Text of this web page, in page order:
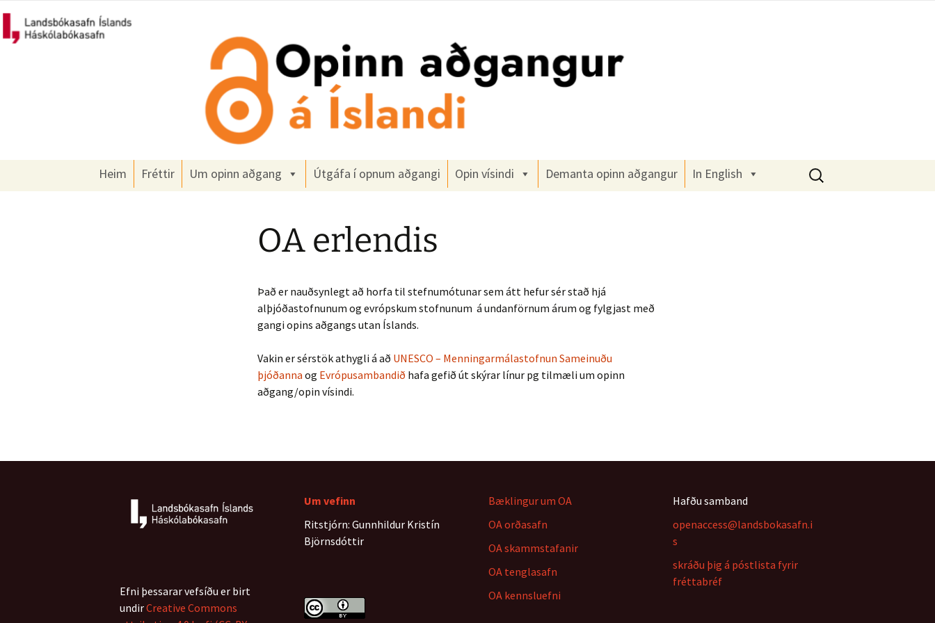
Opinn aðgangur
Heim Fréttir Um opinn aðgang Útgáfa í opnum aðgangi Opin vísindi Demanta opinn aðgangur In English
Leita
að:
OA erlendis
Það er nauðsynlegt að horfa til stefnumótunar sem átt hefur sér stað hjá
alþjóðastofnunum og evrópskum stofnunum á undanförnum árum og fylgjast með
gangi opins aðgangs utan Íslands.
Vakin er sérstök athygli á að UNESCO – Menningarmálastofnun Sameinuðu
þjóðanna og Evrópusambandið hafa gefið út skýrar línur pg tilmæli um opinn
aðgang/opin vísindi.
Um vefinn
Ritstjórn: Gunnhildur Kristín
Björnsdóttir
Bæklingur um OA
OA orðasafn
OA skammstafanir
OA tenglasafn
OA kennsluefni
Hafðu samband
openaccess@landsbokasafn.i
s
skráðu þig á póstlista fyrir
fréttabréf
Efni þessarar vefsíðu er birt
undirCreative Commons